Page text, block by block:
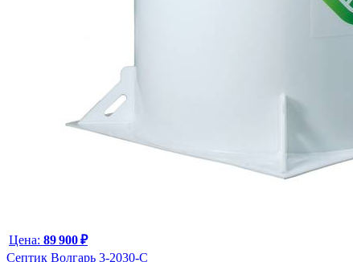
Цена: 89 900 ₽
Септик Волгарь 3-2030-С